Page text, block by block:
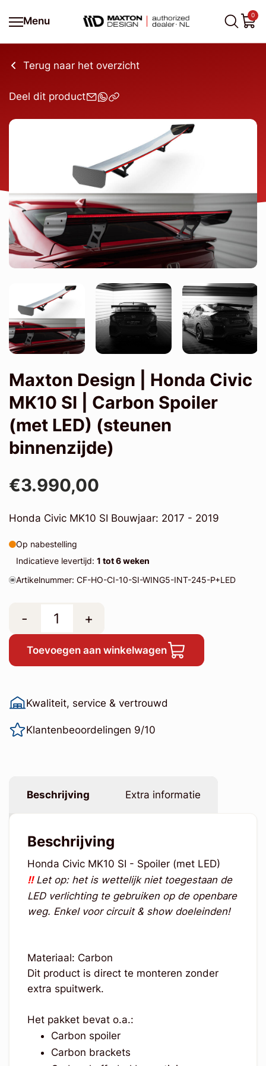
Menu
0
Terug naar het overzicht
Deel dit product
Maxton Design | Honda Civic
MK10 SI | Carbon Spoiler
(met LED) (steunen
binnenzijde)
€3.990,00
Honda Civic MK10 SI Bouwjaar: 2017 - 2019
Op nabestelling
Indicatieve levertijd: 1 tot 6 weken
Artikelnummer: CF-HO-CI-10-SI-WING5-INT-245-P+LED
- +
Toevoegen aan winkelwagen
Kwaliteit, service & vertrouwd
Klantenbeoordelingen 9/10
Beschrijving Extra informatie
Beschrijving
Honda Civic MK10 SI - Spoiler (met LED)
!!Let op: het is wettelijk niet toegestaan de
LED verlichting te gebruiken op de openbare
weg. Enkel voor circuit & show doeleinden!
Materiaal: Carbon
Dit product is direct te monteren zonder
extra spuitwerk.
Het pakket bevat o.a.:
Carbon spoiler
Carbon brackets